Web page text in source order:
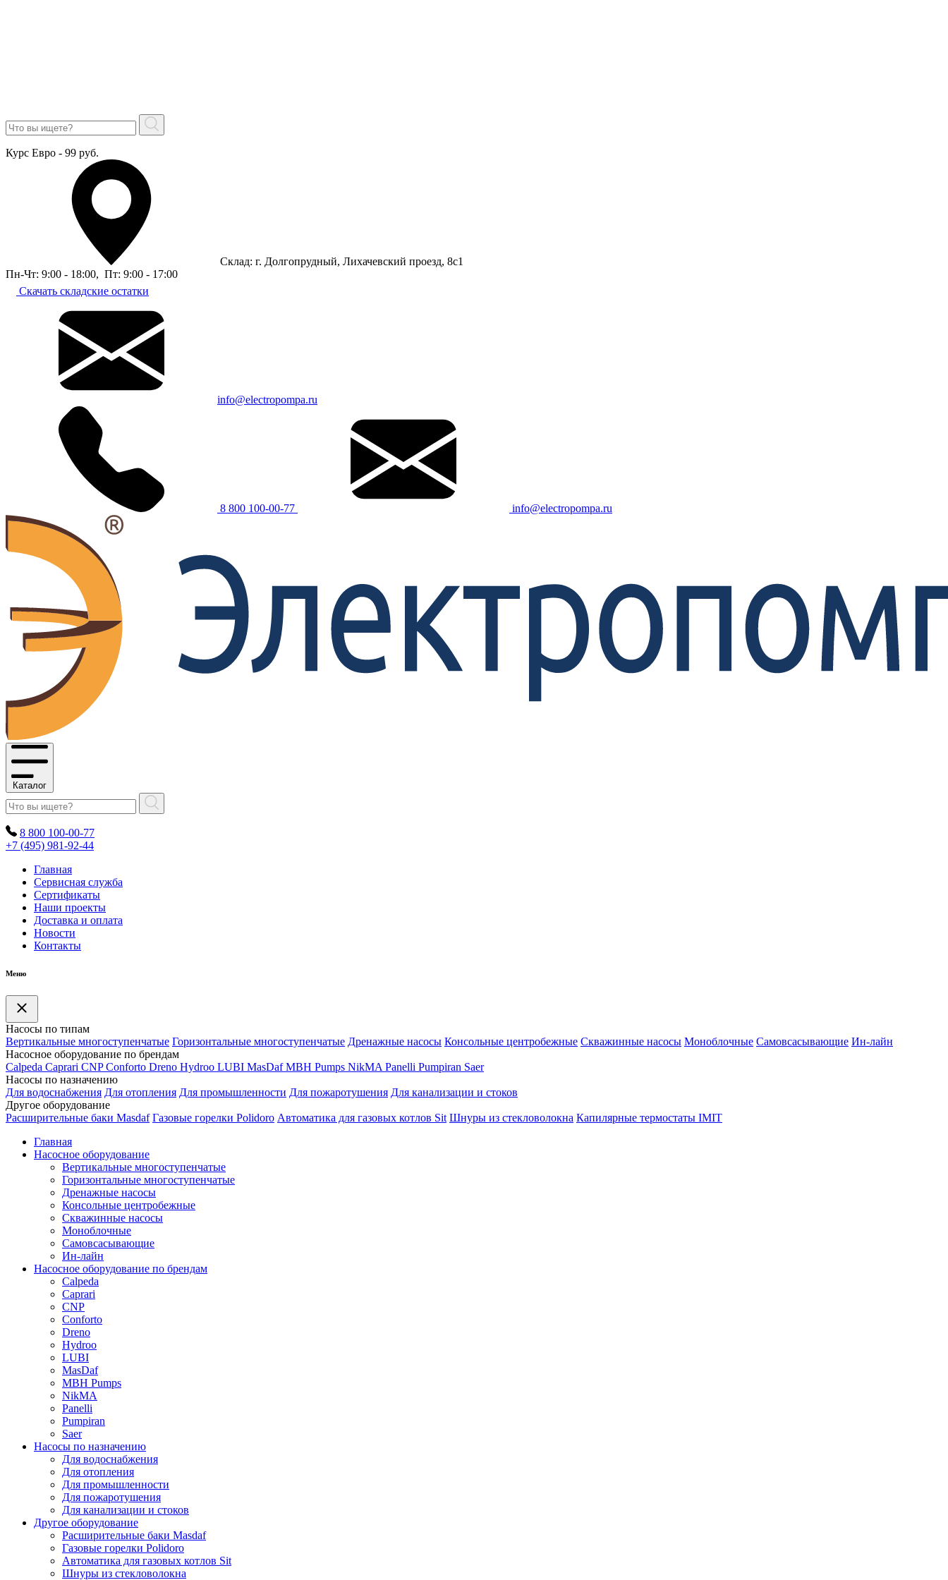
Курс Евро - 99 руб.
Склад: г. Долгопрудный, Лихачевский проезд, 8c1
Пн-Чт: 9:00 - 18:00, Пт: 9:00 - 17:00
Скачать складские остатки
info@electropompa.ru
8 800 100-00-77 info@electropompa.ru
Каталог
8 800 100-00-77
+7 (495) 981-92-44
Главная
Сервисная служба
Сертификаты
Наши проекты
Доставка и оплата
Новости
Контакты
Меню
Насосы по типам
Вертикальные многоступенчатые Горизонтальные многоступенчатые Дренажные насосы Консольные центробежные Скважинные насосы Моноблочные Самовсасывающие Ин-лайн
Насосное оборудование по брендам
Calpeda Caprari CNP Conforto Dreno Hydroo LUBI MasDaf MBH Pumps NikMA Panelli Pumpiran Saer
Насосы по назначению
Для водоснабжения Для отопления Для промышленности Для пожаротушения Для канализации и стоков
Другое оборудование
Расширительные баки Masdaf Газовые горелки Polidoro Автоматика для газовых котлов Sit Шнуры из стекловолокна Капилярные термостаты IMIT
Главная
Насосное оборудование
Вертикальные многоступенчатые
Горизонтальные многоступенчатые
Дренажные насосы
Консольные центробежные
Скважинные насосы
Моноблочные
Самовсасывающие
Ин-лайн
Насосное оборудование по брендам
Calpeda
Caprari
CNP
Conforto
Dreno
Hydroo
LUBI
MasDaf
MBH Pumps
NikMA
Panelli
Pumpiran
Saer
Насосы по назначению
Для водоснабжения
Для отопления
Для промышленности
Для пожаротушения
Для канализации и стоков
Другое оборудование
Расширительные баки Masdaf
Газовые горелки Polidoro
Автоматика для газовых котлов Sit
Шнуры из стекловолокна